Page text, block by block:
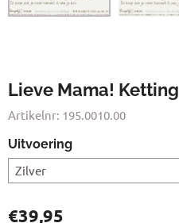
Lieve Mama! Ketting
Artikelnr: 195.0010.00
Uitvoering
€39,95